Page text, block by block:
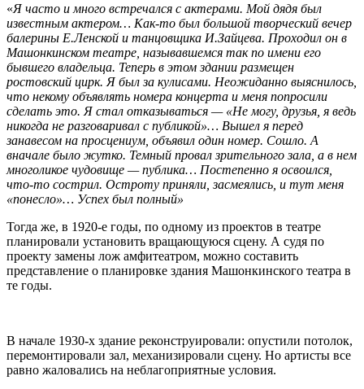
«Я часто и много встречался с актерами. Мой дядя был
известным актером… Как-то был большой творческий вечер
балерины Е.Ленской и танцовщика И.Зайцева. Проходил он в
Машонкинском театре, называвшемся так по имени его
бывшего владельца. Теперь в этом здании размещен
ростовский цирк. Я был за кулисами. Неожиданно выяснилось,
что некому объявлять номера концерта и меня попросили
сделать это. Я стал отказываться — «Не могу, друзья, я ведь
никогда не разговаривал с публикой»… Вышел я перед
занавесом на просцениум, объявил один номер. Сошло. А
вначале было жутко. Темный провал зрительного зала, а в нем
многоликое чудовище — публика… Постепенно я освоился,
что-то сострил. Остроту приняли, засмеялись, и тут меня
«понесло»… Успех был полный»
Тогда же, в 1920-е годы, по одному из проектов в театре
планировали установить вращающуюся сцену. А судя по
проекту замены лож амфитеатром, можно составить
представление о планировке здания Машонкинского театра в
те годы.
В начале 1930-х здание реконструировали: опустили потолок,
перемонтировали зал, механизировали сцену. Но артисты все
равно жаловались на неблагоприятные условия.